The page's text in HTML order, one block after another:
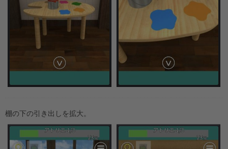
棚の下の引き出しを拡大。